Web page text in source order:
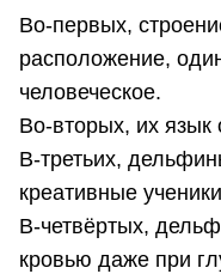
Во-первых,
расположение,
человеческое.
Во-вторых, их язык
В-третьих,
креативные
В-четвёртых,
кровью даже при